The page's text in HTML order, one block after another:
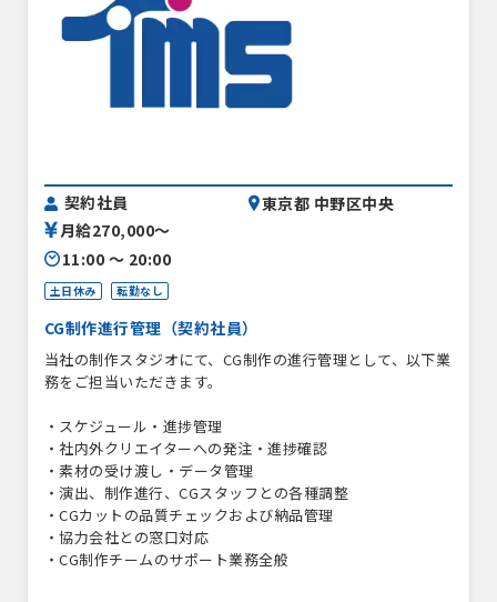
契約社員
月給270,000〜
11:00 〜 20:00
東京都 中野区中央
土日休み 転勤なし
CG制作進行管理（契約社員）
当社の制作スタジオにて、CG制作の進行管理として、以下業
務をご担当いただきます。
・スケジュール・進捗管理
・社内外クリエイターへの発注・進捗確認
・素材の受け渡し・データ管理
・演出、制作進行、CGスタッフとの各種調整
・CGカットの品質チェックおよび納品管理
・協力会社との窓口対応
・CG制作チームのサポート業務全般